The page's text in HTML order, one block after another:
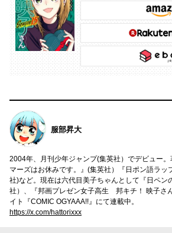
服部昇大
2004年、月刊少年ジャンプ(集英社）でデビュー
マーズはお休みです。』(集英社）『日ポン語ラッ
社)など。現在は六代目美子ちゃんとして『日ペン
社）、『邦画プレゼン女子高生 邦キチ！ 映子さ
イト『COMIC OGYAAA!!』にて連載中。
https://x.com/hattorixxx